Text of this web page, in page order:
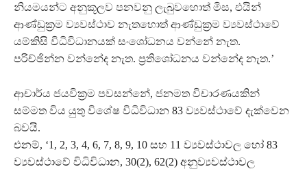
නියමයන්ට අනුකූලව පනවනු ලැබුවහොත් මිස, එයින්
ආණ්ඩුක්‍රම ව්‍යවස්ථාව නැතහොත් ආණ්ඩුක්‍රම ව්‍යවස්ථාවේ
යම්කිසි විධිවිධානයක් සංශෝධනය වන්නේ නැත.
පරිච්ඡින්න වන්නේද නැත. ප්‍රතිශෝධනය වන්නේද නැත.’
ආචාර්ය ජයවික්‍රම පවසන්නේ, ජනමත විචාරණයකින්
සම්මත විය යුතු විශේෂ විධිවිධාන 83 ව්‍යවස්ථාවේ දැක්වෙන
බවයි.
එනම්, ‘1, 2, 3, 4, 6, 7, 8, 9, 10 සහ 11 ව්‍යවස්ථාවල හෝ 83
ව්‍යවස්ථාවේ විධිවිධාන, 30(2), 62(2) අනුව්‍යවස්ථාවල